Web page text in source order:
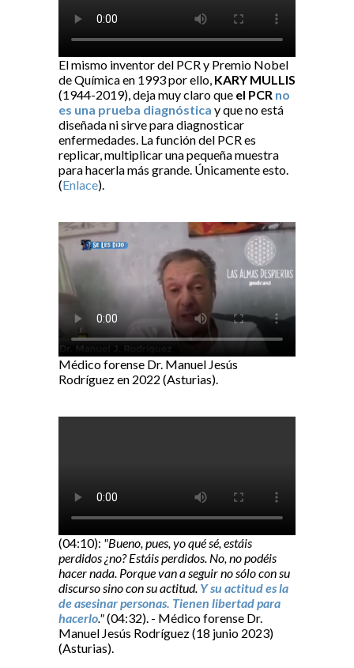
El mismo inventor del PCR y Premio Nobel
de Química en 1993 por ello, KARY MULLIS
(1944-2019), deja muy claro que el PCR no
es una prueba diagnóstica y que no está
diseñada ni sirve para diagnosticar
enfermedades. La función del PCR es
replicar, multiplicar una pequeña muestra
para hacerla más grande. Únicamente esto.
(Enlace).
Médico forense Dr. Manuel Jesús
Rodríguez en 2022 (Asturias).
(04:10): "Bueno, pues, yo qué sé, estáis
perdidos ¿no? Estáis perdidos. No, no podéis
hacer nada. Porque van a seguir no sólo con su
discurso sino con su actitud. Y su actitud es la
de asesinar personas. Tienen libertad para
hacerlo."(04:32). - Médico forense Dr.
Manuel Jesús Rodríguez (18 junio 2023)
(Asturias).